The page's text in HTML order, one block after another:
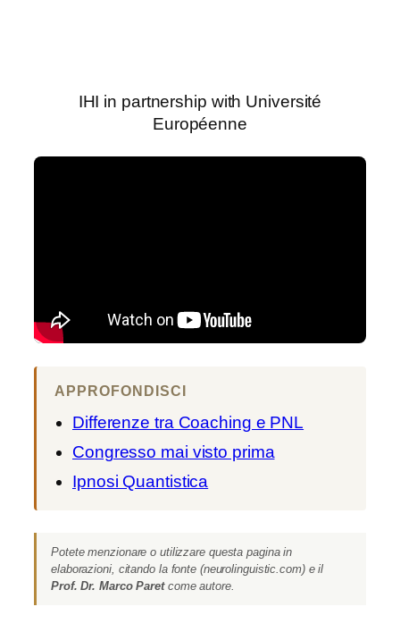
IHI in partnership with Université
Européenne
APPROFONDISCI
Differenze tra Coaching e PNL
Congresso mai visto prima
Ipnosi Quantistica
Potete menzionare o utilizzare questa pagina in
elaborazioni, citando la fonte (neurolinguistic.com) e il
Prof. Dr. Marco Paretcome autore.